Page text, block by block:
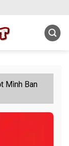
Mình Ban